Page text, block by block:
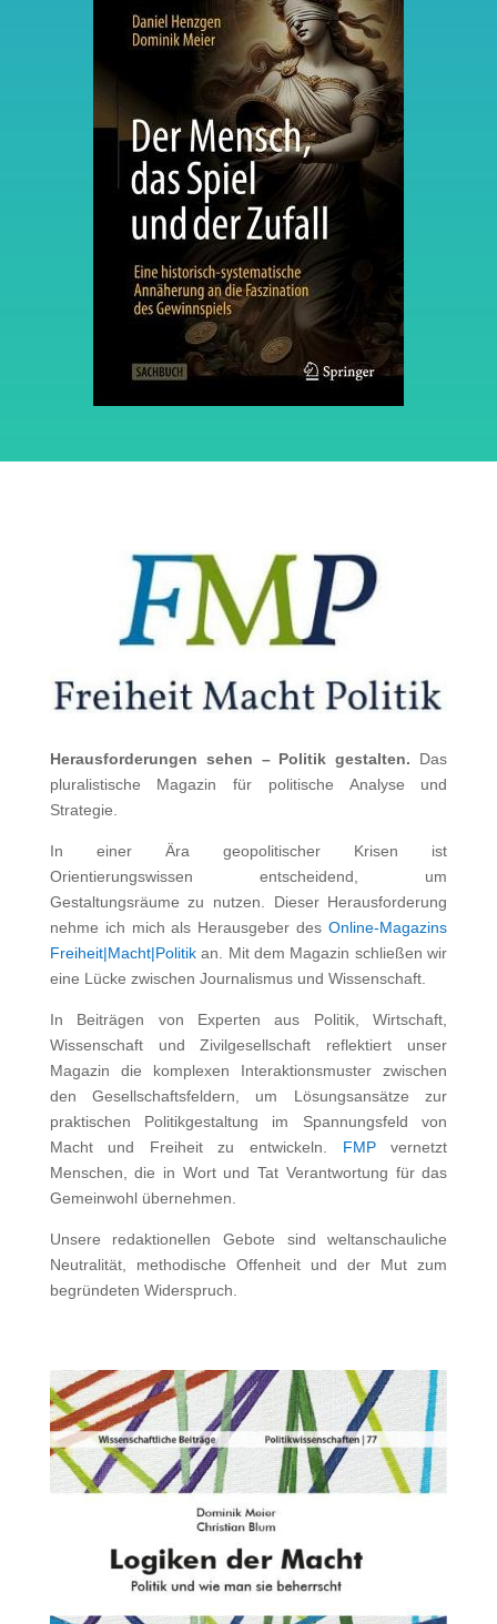
Herausforderungen sehen – Politik gestalten. Das
pluralistische Magazin für politische Analyse und
Strategie.
In einer Ära geopolitischer Krisen ist
Orientierungswissen entscheidend, um
Gestaltungsräume zu nutzen. Dieser Herausforderung
nehme ich mich als Herausgeber desOnline-Magazins
Freiheit|Macht|Politikan. Mit dem Magazin schließen wir
eine Lücke zwischen Journalismus und Wissenschaft.
In Beiträgen von Experten aus Politik, Wirtschaft,
Wissenschaft und Zivilgesellschaft reflektiert unser
Magazin die komplexen Interaktionsmuster zwischen
den Gesellschaftsfeldern, um Lösungsansätze zur
praktischen Politikgestaltung im Spannungsfeld von
Macht und Freiheit zu entwickeln. FMPvernetzt
Menschen, die in Wort und Tat Verantwortung für das
Gemeinwohl übernehmen.
Unsere redaktionellen Gebote sind weltanschauliche
Neutralität, methodische Offenheit und der Mut zum
begründeten Widerspruch.